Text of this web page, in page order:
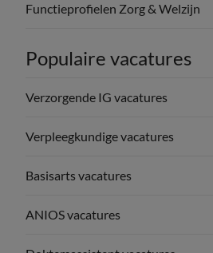
Functieprofielen Zorg & Welzijn
Populaire vacatures
Verzorgende IG vacatures
Verpleegkundige vacatures
Basisarts vacatures
ANIOS vacatures